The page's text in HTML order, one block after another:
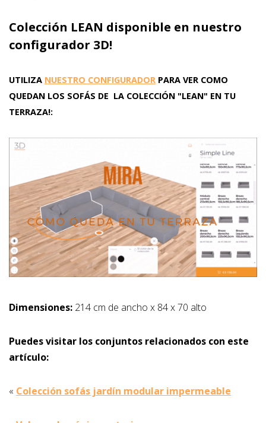
Colección LEAN disponible en nuestro
configurador 3D!
UTILIZA NUESTRO CONFIGURADOR PARA VER COMO
QUEDAN LOS SOFÁS DE LA COLECCIÓN "LEAN" EN TU
TERRAZA!:
Dimensiones: 214 cm de ancho x 84 x 70 alto
Puedes visitar los conjuntos relacionados con este
artículo:
« Colección sofás jardín modular impermeable